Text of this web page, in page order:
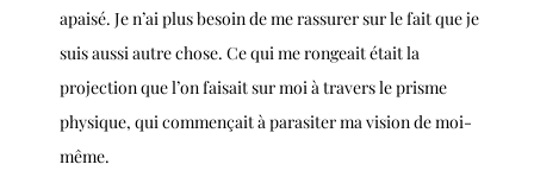
apaisé. Je n’ai plus besoin de me rassurer sur le fait que je
suis aussi autre chose. Ce qui me rongeait était la
projection que l’on faisait sur moi à travers le prisme
physique, qui commençait à parasiter ma vision de moi-
même.